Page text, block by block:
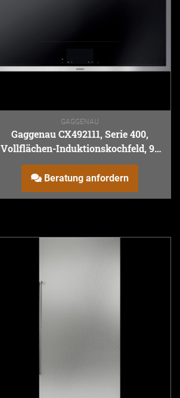
GAGGENAU
Gaggenau CX492111, Serie 400,
Vollflächen-Induktionskochfeld, 90
cm
Beratung anfordern